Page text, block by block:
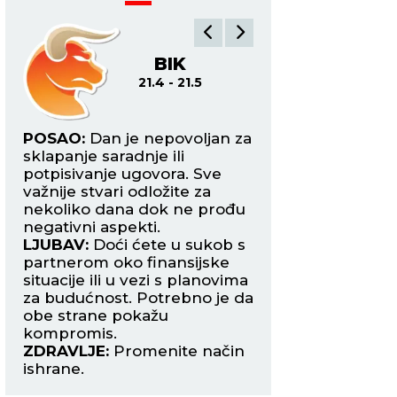
BIK
21.4 - 21.5
POSAO: Dan je nepovoljan za
sklapanje saradnje ili
potpisivanje ugovora. Sve
važnije stvari odložite za
nekoliko dana dok ne prođu
negativni aspekti.
LJUBAV: Doći ćete u sukob s
partnerom oko finansijske
situacije ili u vezi s planovima
za budućnost. Potrebno je da
obe strane pokažu
kompromis.
ZDRAVLJE: Promenite način
ishrane.